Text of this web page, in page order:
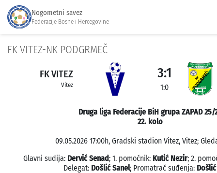
Nogometni savez
Federacije Bosne i Hercegovine
FK VITEZ-NK PODGRMEČ
FK VITEZ
Vitez
3:1
1:0
Druga liga Federacije BiH grupa ZAPAD 25/
22. kolo
09.05.2026 17:00h, Gradski stadion Vitez, Vitez;
Glavni sudija: Dervić Senad; 1. pomoćnik: Kutić Nezir; 2.
Delegat: Došlić Sanel; Promatrač suđenja: